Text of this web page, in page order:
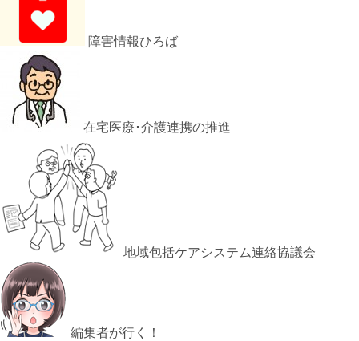
障害情報ひろば
在宅医療･介護連携の推進
地域包括ケアシステム連絡協議会
編集者が行く！